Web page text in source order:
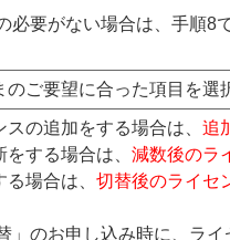
必要がない場合は、手順8
のご要望に合った項目を選
スの追加をする場合は、 追
する場合は、 減数後のラ
場合は、 切替後のライセ
」のお申し込み時に、ラ